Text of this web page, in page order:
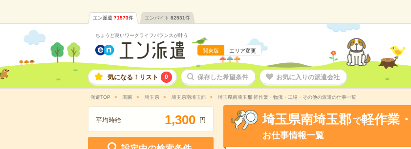
エン派遣 71573件 エンバイト 82531件
ちょうど良いワークライフバランスが叶う
関東版 エリア変更
気になる！リスト 0 保存した希望条件 お気に入りの派遣会社
派遣TOP 関東 埼玉県 埼玉県南埼玉郡 埼玉県南埼玉郡 軽作業・物流・工場・その他の派遣の仕事一覧
平均時給: 1,300 円 埼玉県南埼玉郡 で軽作業
お仕事情報一覧